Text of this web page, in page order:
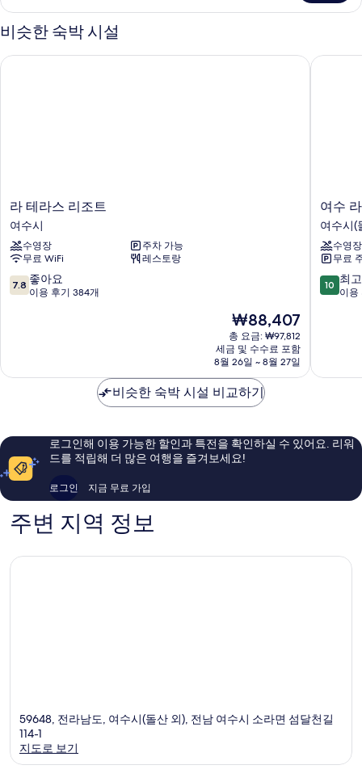
/
Private
))
침
실
1
(205
비슷한 숙박 시설
라
테
라
스
리
조
트
라 테라스 리조트
여수시
수영장
주차 가능
무료 WiFi
레스토랑
10
점
좋
용
기
384
7.8 좋아요
이용 후기 384개
현
재
요
금
₩88,407
₩88,407
총 요금: ₩97,812
세금 및 수수료 포함
8월 26일 ~ 8월 27일
라 테라스 리조트
여
수
라
스
텔
라
스
수
션
여
여수
여수시(
수영장
무료
10
점
최
이
용
10 최
이용
여수 라
비슷한 숙박 시설 비교하기
로그인해 이용 가능한 할인과 특전을 확인하실 수 있어요. 리워
드를 적립해 더 많은 여행을 즐겨보세요!
로그인 지금 무료 가입
주변 지역 정보
59648, 전라남도, 여수시(돌산 외), 전남 여수시 소라면 섬달천길
114-1
지도로 보기